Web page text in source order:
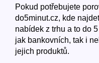
Pokud potřebujete
do5minut.cz, kde
nabídek z trhu a to do
jak bankovních, tak i
jejich produktů.